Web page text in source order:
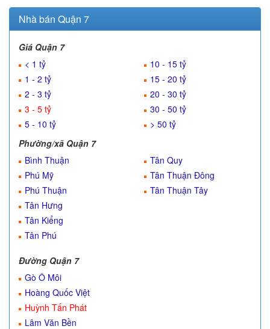
Nhà bán Quận 7
Giá Quận 7
< 1 tỷ
1 - 2 tỷ
2 - 3 tỷ
3 - 5 tỷ
5 - 10 tỷ
10 - 15 tỷ
15 - 20 tỷ
20 - 30 tỷ
30 - 50 tỷ
> 50 tỷ
Phường/xã Quận 7
Bình Thuận
Phú Mỹ
Phú Thuận
Tân Hưng
Tân Kiểng
Tân Phú
Tân Quy
Tân Thuận Đông
Tân Thuận Tây
Đường Quận 7
Gò Ô Môi
Hoàng Quốc Việt
Huỳnh Tấn Phát
Lâm Văn Bền